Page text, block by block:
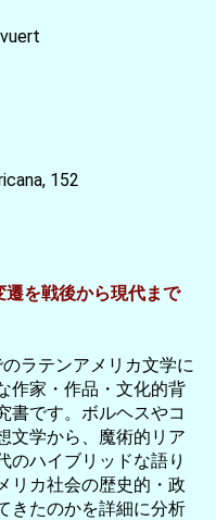
152
を戦後から現代まで
ラテンアメリカ文学に
作家・作品・文化的背
書です。ボルヘスやコ
文学から、魔術的リア
のハイブリッドな語り
リカ社会の歴史的・政
きたのかを詳細に分析